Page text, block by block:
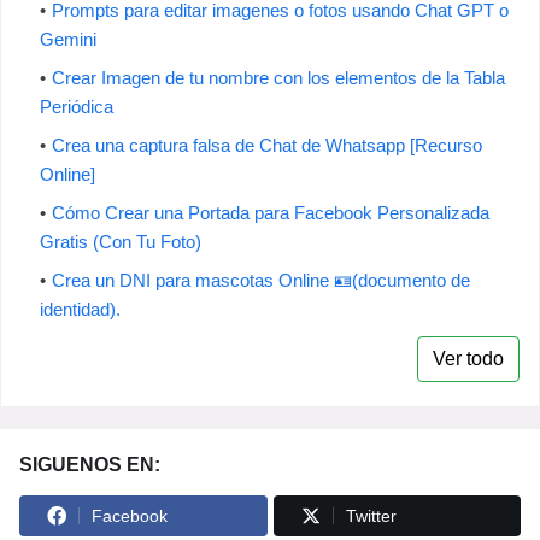
Prompts para editar imagenes o fotos usando Chat GPT o
Gemini
Crear Imagen de tu nombre con los elementos de la Tabla
Periódica
Crea una captura falsa de Chat de Whatsapp [Recurso
Online]
Cómo Crear una Portada para Facebook Personalizada
Gratis (Con Tu Foto)
Crea un DNI para mascotas Online 🪪(documento de
identidad).
Ver todo
SIGUENOS EN:
Facebook Twitter